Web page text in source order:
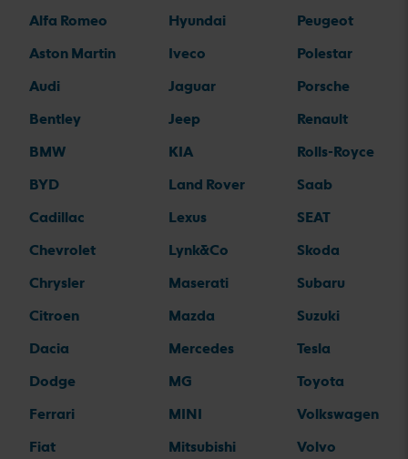
Alfa Romeo
Aston Martin
Audi
Bentley
BMW
BYD
Cadillac
Chevrolet
Chrysler
Citroen
Dacia
Dodge
Ferrari
Fiat
Hyundai
Iveco
Jaguar
Jeep
KIA
Land Rover
Lexus
Lynk&Co
Maserati
Mazda
Mercedes
MG
MINI
Mitsubishi
Peugeot
Polestar
Porsche
Renault
Rolls-Royce
Saab
SEAT
Skoda
Subaru
Suzuki
Tesla
Toyota
Volkswagen
Volvo